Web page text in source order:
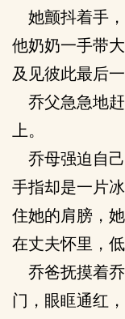
她颤抖着手，
他奶奶一手带
及见彼此最后一
乔父急急地
上。
乔母强迫自己
手指却是一片
住她的肩膀，
在丈夫怀里，
乔爸抚摸着乔
门，眼眶通红